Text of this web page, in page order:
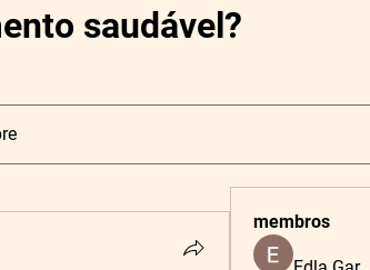
saudável?
membros